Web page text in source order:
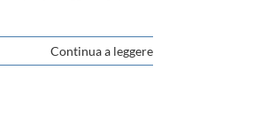
Continua a leggere